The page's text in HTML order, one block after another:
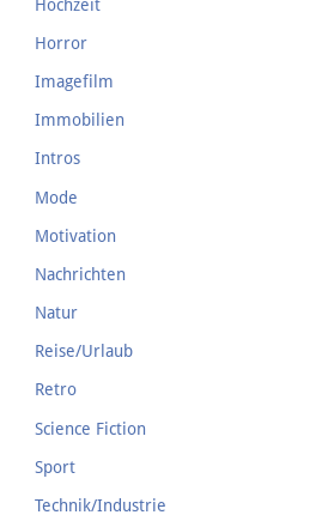
Hochzeit
Horror
Imagefilm
Immobilien
Intros
Mode
Motivation
Nachrichten
Natur
Reise/Urlaub
Retro
Science Fiction
Sport
Technik/Industrie